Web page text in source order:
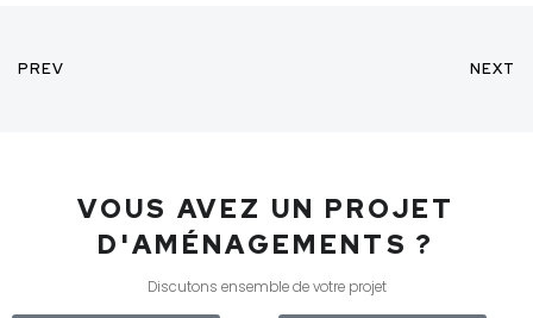
PREV NEXT
VOUS AVEZ UN PROJET
D'AMÉNAGEMENTS ?
Discutons ensemble de votre projet